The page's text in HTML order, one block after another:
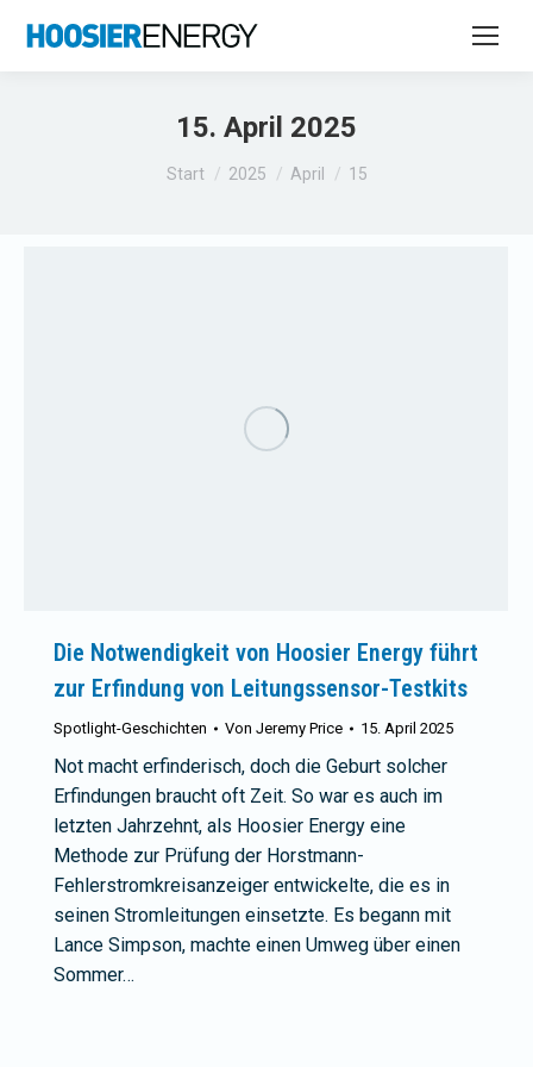
15. April 2025
Sie befinden sich hier:
Start 2025 April 15
Die Notwendigkeit von Hoosier Energy führt
zur Erfindung von Leitungssensor-Testkits
Spotlight-Geschichten Von Jeremy Price 15. April 2025
Not macht erfinderisch, doch die Geburt solcher
Erfindungen braucht oft Zeit. So war es auch im
letzten Jahrzehnt, als Hoosier Energy eine
Methode zur Prüfung der Horstmann-
Fehlerstromkreisanzeiger entwickelte, die es in
seinen Stromleitungen einsetzte. Es begann mit
Lance Simpson, machte einen Umweg über einen
Sommer…